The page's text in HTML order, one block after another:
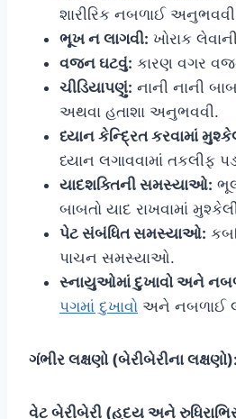
શારીરિક નબળાઈ
ભૂખ ન લાગવી: ખોરાક
વજન ઘટવું: કારણ વગર
ચીડિયાપણું: નાની નાની
અથવા હતાશા અનુભવવી.
ધ્યાન કેન્દ્રિત કરવામાં
ધ્યાન લગાવવામાં તકલીફ
યાદશક્તિની સમસ્યાઓ:
બાબતો યાદ રાખવામાં
પેટ સંબંધિત સમસ્યાઓ:
પાચન સમસ્યાઓ.
સ્નાયુઓમાં દુખાવો અને
પગમાં દુખાવો અને નબળાઈ
ગંભીર લક્ષણો (બેરીબેરીના લક્ષણો):
વેટ બેરીબેરી (હૃદય અને